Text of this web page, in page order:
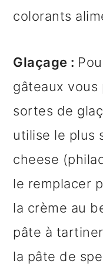
colorants
Glaçage :
gâteaux
sortes de
utilise le plus
cheese
le remplacer
la crème au
pâte à
la pâte de